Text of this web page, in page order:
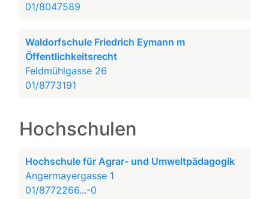
01/8047589
Waldorfschule Friedrich Eymann m
Öffentlichkeitsrecht
Feldmühlgasse 26
01/8773191
Hochschulen
Hochschule für Agrar- und Umweltpädagogik
Angermayergasse 1
01/8772266...-0